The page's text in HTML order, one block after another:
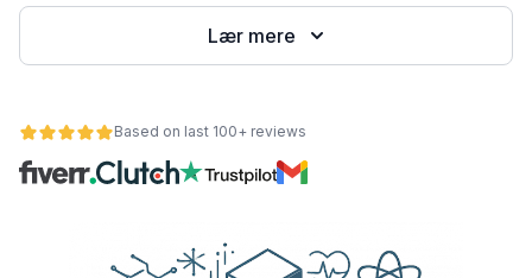
Lær mere
Based on last 100+ reviews